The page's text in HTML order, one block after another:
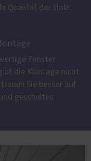
Qualität der Holz-
Fenster
die Montage nicht
Sie besser auf
geschultes